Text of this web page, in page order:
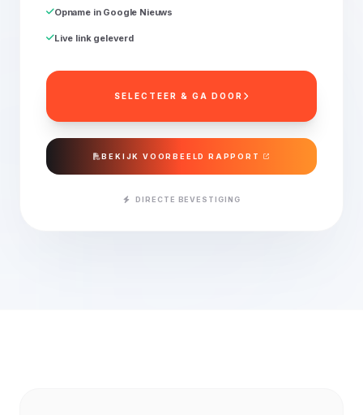
Opname in Google Nieuws
Live link geleverd
SELECTEER & GA DOOR
BEKIJK VOORBEELD RAPPORT
DIRECTE BEVESTIGING